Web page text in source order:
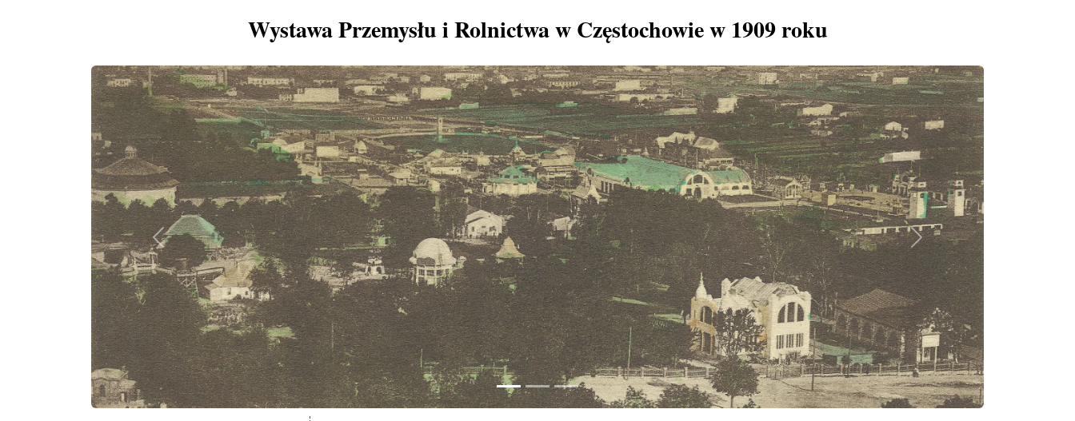
Wystawa Przemysłu i Rolnictwa w Częstochowie w 1909 roku
Previous Next